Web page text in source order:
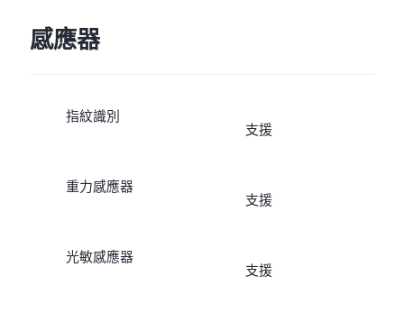
感應器
指紋識別
支援
重力感應器
支援
光敏感應器
支援